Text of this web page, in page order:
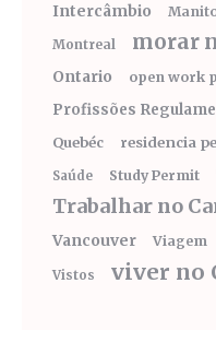
Intercâmbio
Montreal morar
Ontario open work
Profissões
Quebéc residencia
Saúde Study Permit
Trabalhar no
Vancouver Viagem
Vistos viver no